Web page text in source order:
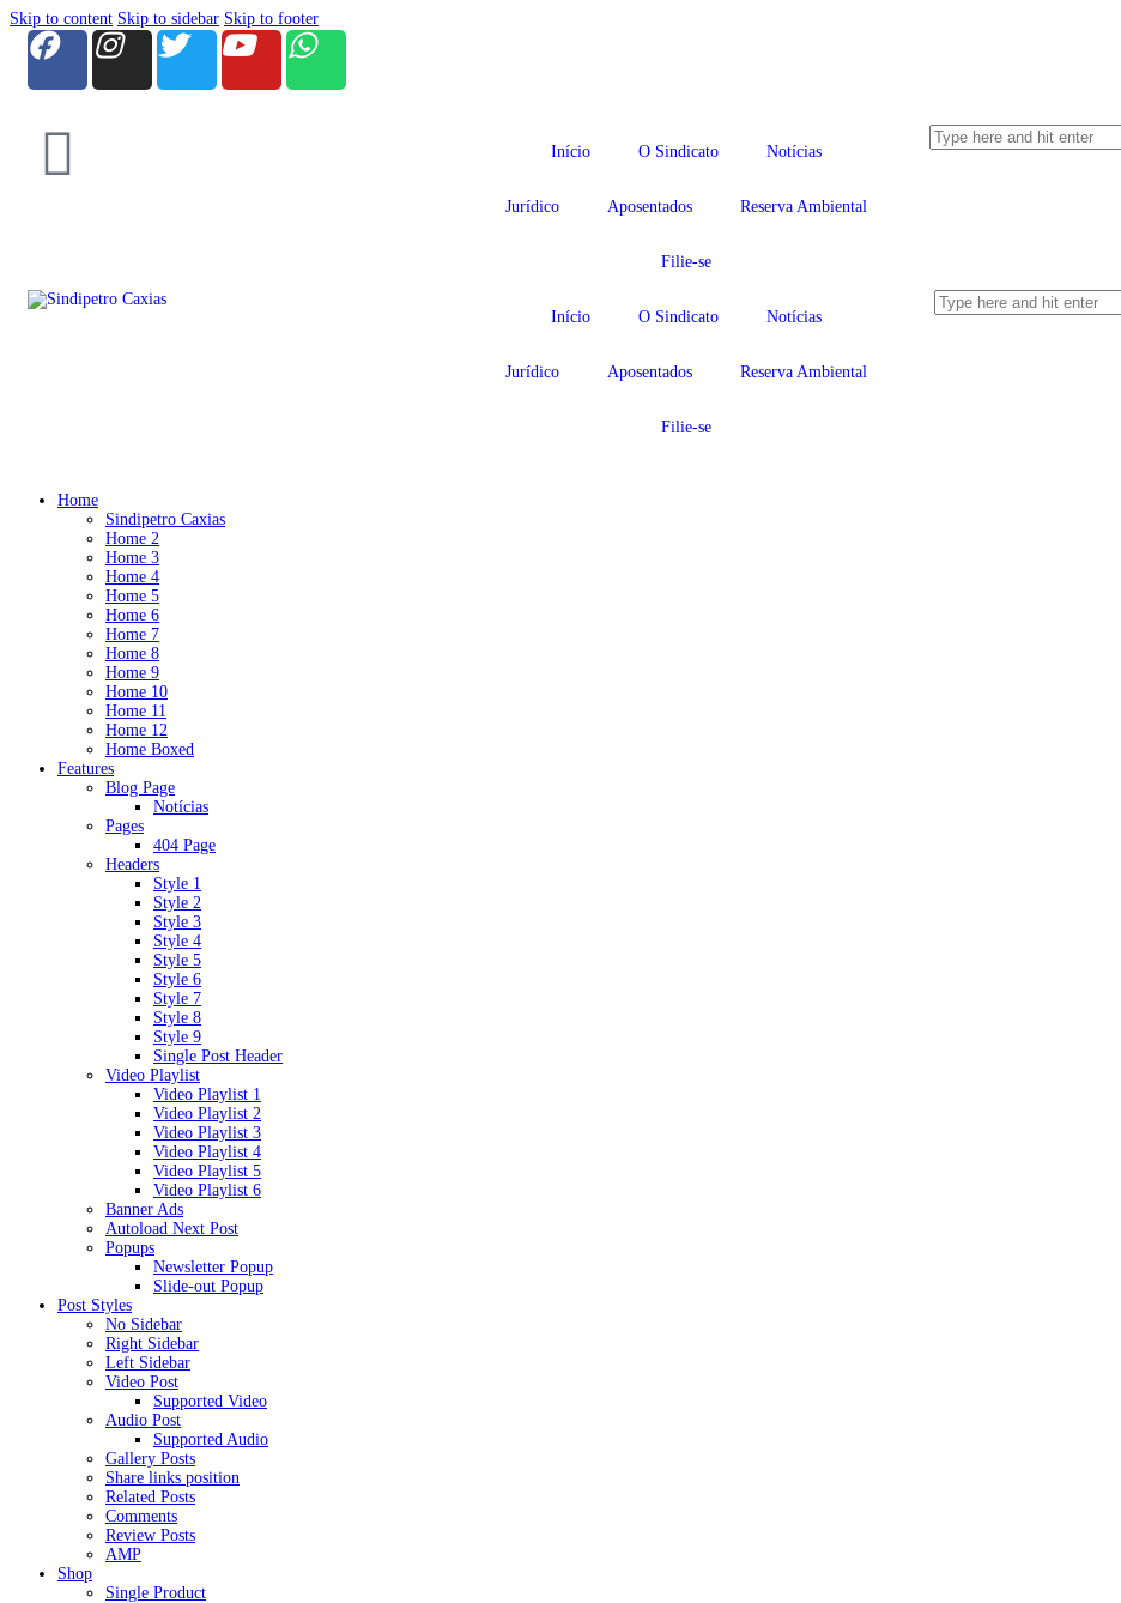
Skip to content Skip to sidebar Skip to footer
Início O Sindicato Notícias
Jurídico Aposentados Reserva Ambiental
Filie-se
Início O Sindicato Notícias
Jurídico Aposentados Reserva Ambiental
Filie-se
Home
Sindipetro Caxias
Home 2
Home 3
Home 4
Home 5
Home 6
Home 7
Home 8
Home 9
Home 10
Home 11
Home 12
Home Boxed
Features
Blog Page
Notícias
Pages
404 Page
Headers
Style 1
Style 2
Style 3
Style 4
Style 5
Style 6
Style 7
Style 8
Style 9
Single Post Header
Video Playlist
Video Playlist 1
Video Playlist 2
Video Playlist 3
Video Playlist 4
Video Playlist 5
Video Playlist 6
Banner Ads
Autoload Next Post
Popups
Newsletter Popup
Slide-out Popup
Post Styles
No Sidebar
Right Sidebar
Left Sidebar
Video Post
Supported Video
Audio Post
Supported Audio
Gallery Posts
Share links position
Related Posts
Comments
Review Posts
AMP
Shop
Single Product